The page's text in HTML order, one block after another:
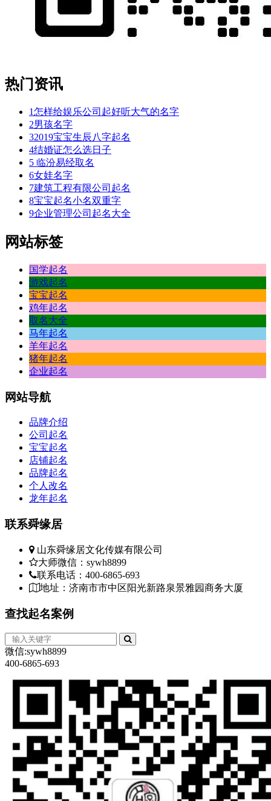
热门资讯
1怎样给娱乐公司起好听大气的名字
2男孩名字
32019宝宝生辰八字起名
4结婚证怎么选日子
5 临汾易经取名
6女娃名字
7建筑工程有限公司起名
8宝宝起名小名双重字
9企业管理公司起名大全
网站标签
国学起名
游戏起名
宝宝起名
鸡年起名
取名大全
马年起名
羊年起名
猪年起名
企业起名
网站导航
品牌介绍
公司起名
宝宝起名
店铺起名
品牌起名
个人改名
龙年起名
联系舜缘居
山东舜缘居文化传媒有限公司
大师微信：sywh8899
联系电话：400-6865-693
地址：济南市市中区阳光新路泉景雅园商务大厦
查找起名案例
微信:sywh8899
400-6865-693